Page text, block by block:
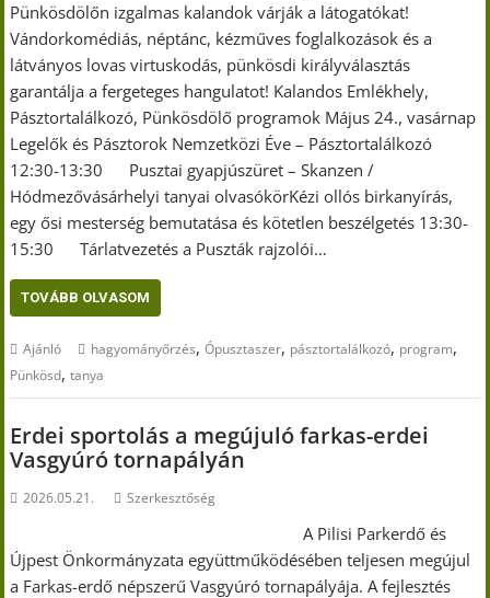
Pünkösdölőn izgalmas kalandok várják a látogatókat!
Vándorkomédiás, néptánc, kézműves foglalkozások és a
látványos lovas virtuskodás, pünkösdi királyválasztás
garantálja a fergeteges hangulatot! Kalandos Emlékhely,
Pásztortalálkozó, Pünkösdölő programok Május 24., vasárnap
Legelők és Pásztorok Nemzetközi Éve – Pásztortalálkozó
12:30-13:30 Pusztai gyapjúszüret – Skanzen /
Hódmezővásárhelyi tanyai olvasókörKézi ollós birkanyírás,
egy ősi mesterség bemutatása és kötetlen beszélgetés 13:30-
15:30 Tárlatvezetés a Puszták rajzolói…
TOVÁBB OLVASOM
Ajánló hagyományőrzés,Ópusztaszer, pásztortalálkozó, program,
Pünkösd,tanya
Erdei sportolás a megújuló farkas-erdei
Vasgyúró tornapályán
2026.05.21. Szerkesztőség
A Pilisi Parkerdő és
Újpest Önkormányzata együttműködésében teljesen megújul
a Farkas-erdő népszerű Vasgyúró tornapályája. A fejlesztés